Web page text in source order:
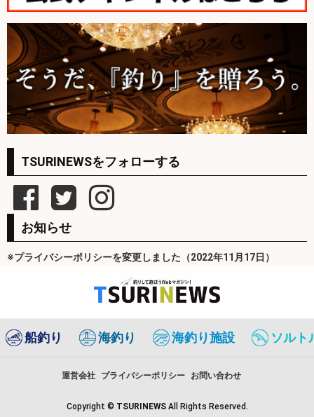
TSURINEWSをフォローする
お知らせ
※プライバシーポリシーを変更しました（2022年11月17日）
船釣り 海釣り 海釣り施設 ソルト
運営会社 プライバシーポリシー お問い合わせ
Copyright © TSURINEWS All Rights Reserved.